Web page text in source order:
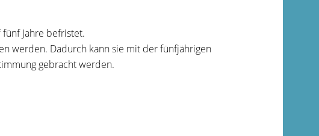
Jahre befristet.
werden. Dadurch kann sie mit der fünfjährigen
gebracht werden.